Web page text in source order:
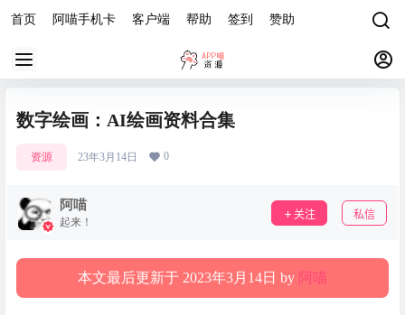
首页 阿喵手机卡 客户端 帮助 签到 赞助
数字绘画：AI绘画资料合集
资源 23年3月14日 0
阿喵
起来！
关注 私信
本文最后更新于 2023年3月14日 by 阿喵